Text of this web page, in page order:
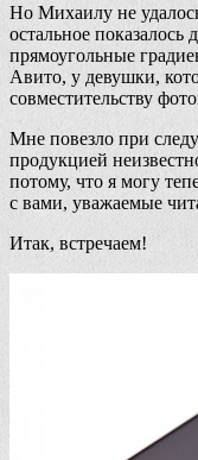
Но Михаилу не
остальное показалось
прямоугольные
Авито, у девушки,
совместительству
Мне повезло при
продукцией
потому, что я могу
с вами, уважаемые
Итак, встречаем!